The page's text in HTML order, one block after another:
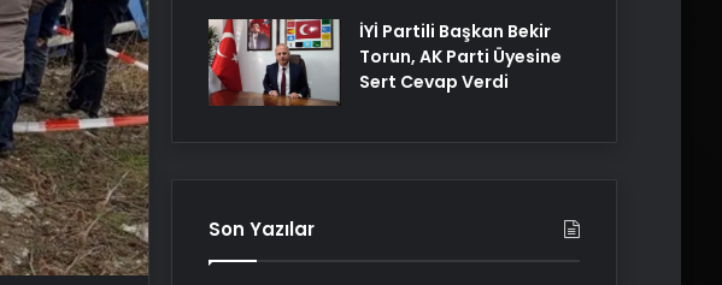
İYİ Partili Başkan Bekir
Torun, AK Parti Üyesine
Sert Cevap Verdi
Son Yazılar